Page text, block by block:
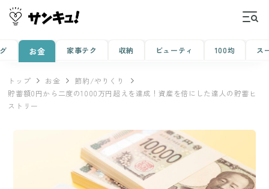
お金 家事テク 収納 ビューティ 100均 ス
トップ お金
節約/やりくり
貯蓄額0円から二度の1000万円超えを達成！資産を倍にした達人の貯蓄ヒ
ストリー